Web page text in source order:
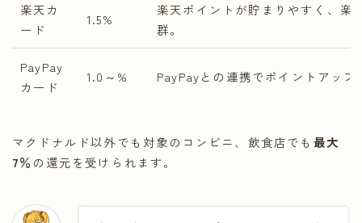
楽天カ
ード
1.5%
楽天ポイントが貯まりやすく、楽
群。
PayPay
カード
1.0～% PayPayとの連携でポイントアップ
マクドナルド以外でも対象のコンビニ、飲食店でも 最大
7％ の還元を受けられます。